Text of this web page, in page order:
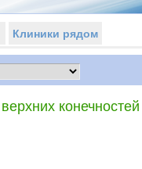
Клиники рядом
конечностей